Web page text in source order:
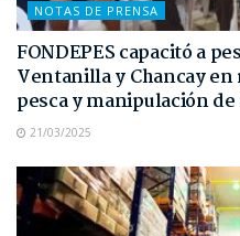
NOTAS DE PRENSA
FONDEPES capacitó a
Ventanilla y Chancay
pesca y manipulación
21/03/2025